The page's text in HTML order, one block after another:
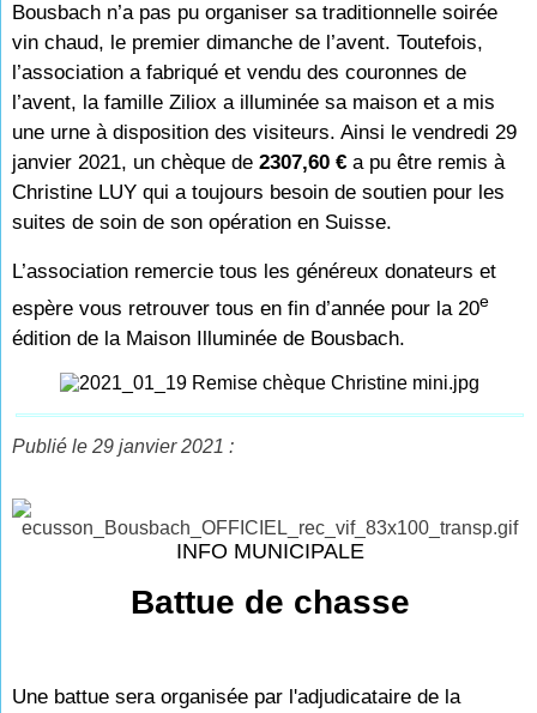
Bousbach n’a pas pu organiser sa traditionnelle soirée
vin chaud, le premier dimanche de l’avent. Toutefois,
l’association a fabriqué et vendu des couronnes de
l’avent, la famille Ziliox a illuminée sa maison et a mis
une urne à disposition des visiteurs. Ainsi le vendredi 29
janvier 2021, un chèque de2307,60 € a pu être remis à
Christine LUY qui a toujours besoin de soutien pour les
suites de soin de son opération en Suisse.
L’association remercie tous les généreux donateurs et
espère vous retrouver tous en fin d’année pour la 20e
édition de la Maison Illuminée de Bousbach.
Publié le 29 janvier 2021 :
INFO MUNICIPALE
Battue de chasse
Une battue sera organisée par l'adjudicataire de la